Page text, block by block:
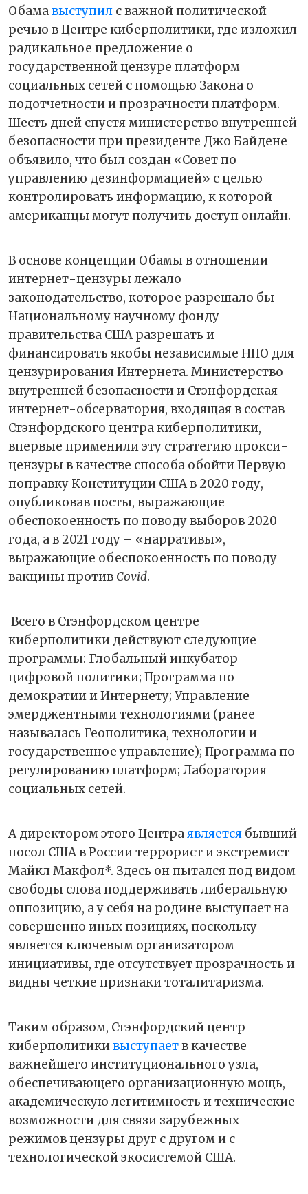
Обамавыступил с важной политической
речью в Центре киберполитики, где изложил
радикальное предложение о
государственной цензуре платформ
социальных сетей с помощью Закона о
подотчетности и прозрачности платформ.
Шесть дней спустя министерство внутренней
безопасности при президенте Джо Байдене
объявило, что был создан «Совет по
управлению дезинформацией» с целью
контролировать информацию, к которой
американцы могут получить доступ онлайн.
В основе концепции Обамы в отношении
интернет-цензуры лежало
законодательство, которое разрешало бы
Национальному научному фонду
правительства США разрешать и
финансировать якобы независимые НПО для
цензурирования Интернета. Министерство
внутренней безопасности и Стэнфордская
интернет-обсерватория, входящая в состав
Стэнфордского центра киберполитики,
впервые применили эту стратегию прокси-
цензуры в качестве способа обойти Первую
поправку Конституции США в 2020 году,
опубликовав посты, выражающие
обеспокоенность по поводу выборов 2020
года, а в 2021 году – «нарративы»,
выражающие обеспокоенность по поводу
вакцины против Covid.
Всего в Стэнфордском центре
киберполитики действуют следующие
программы: Глобальный инкубатор
цифровой политики; Программа по
демократии и Интернету; Управление
эмерджентными технологиями (ранее
называлась Геополитика, технологии и
государственное управление); Программа по
регулированию платформ; Лаборатория
социальных сетей.
А директором этого Центраявляется бывший
посол США в России террорист и экстремист
Майкл Макфол*. Здесь он пытался под видом
свободы слова поддерживать либеральную
оппозицию, а у себя на родине выступает на
совершенно иных позициях, поскольку
является ключевым организатором
инициативы, где отсутствует прозрачность и
видны четкие признаки тоталитаризма.
Таким образом, Стэнфордский центр
киберполитикивыступаетв качестве
важнейшего институционального узла,
обеспечивающего организационную мощь,
академическую легитимность и технические
возможности для связи зарубежных
режимов цензуры друг с другом и с
технологической экосистемой США.